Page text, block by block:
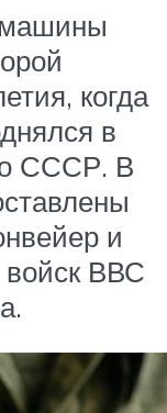
машины
когда
в
СССР. В
и
войск ВВС